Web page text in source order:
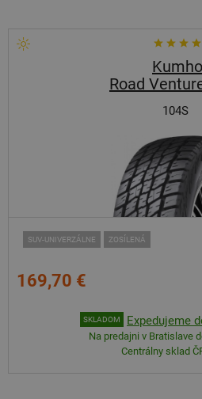
Kumho
Road
104S
SUV-UNIVERZÁLNE ZOSÍLENÁ
169,70 €
SKLADOM Expedujeme
Na predajni v Bratislave
Centrálny sklad